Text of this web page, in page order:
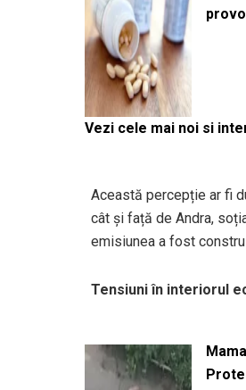
Vezi cele mai noi si
Această percepție ar fi
cât și față de Andra,
emisiunea a fost
Tensiuni în interiorul